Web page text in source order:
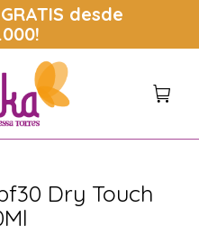
GRATIS desde
Dry Touch